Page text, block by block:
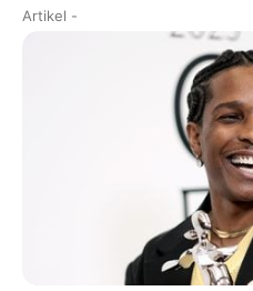
Artikel -